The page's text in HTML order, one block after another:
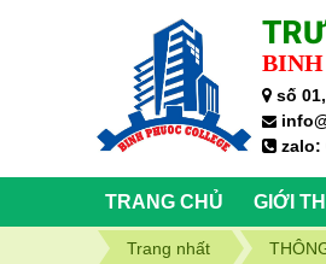
số
zalo:
TRANG CHỦ GIỚI
Trang nhất